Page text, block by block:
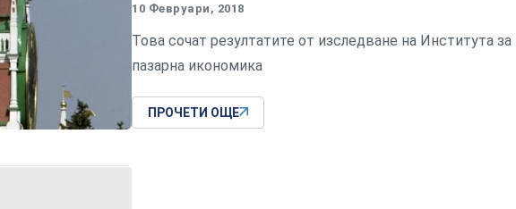
10 Февруари, 2018
Това сочат резултатите от изследване на Института за
пазарна икономика
ПРОЧЕТИ ОЩЕ